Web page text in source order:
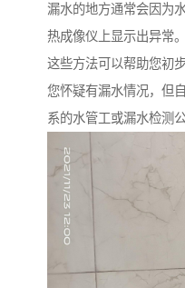
漏水的地方通常会因为
热成像仪上显示出异常。
这些方法可以帮助您初
您怀疑有漏水情况，但
系的水管工或漏水检测